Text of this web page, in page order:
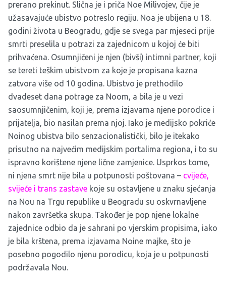
prerano prekinut. Slična je i priča Noe Milivojev, čije je
užasavajuće ubistvo potreslo regiju. Noa je ubijena u 18.
godini života u Beogradu, gdje se svega par mjeseci prije
smrti preselila u potrazi za zajednicom u kojoj će biti
prihvaćena. Osumnjičeni je njen (bivši) intimni partner, koji
se tereti teškim ubistvom za koje je propisana kazna
zatvora više od 10 godina. Ubistvo je prethodilo
dvadeset dana potrage za Noom, a bila je u vezi
saosumnjičenim, koji je, prema izjavama njene porodice i
prijatelja, bio nasilan prema njoj. Iako je medijsko pokriće
Noinog ubistva bilo senzacionalistički, bilo je itekako
prisutno na najvećim medijskim portalima regiona, i to su
ispravno korištene njene lične zamjenice. Usprkos tome,
ni njena smrt nije bila u potpunosti poštovana – cvijeće,
svijeće i trans zastave koje su ostavljene u znaku sjećanja
na Nou na Trgu republike u Beogradu su oskvrnavljene
nakon završetka skupa. Također je pop njene lokalne
zajednice odbio da je sahrani po vjerskim propisima, iako
je bila krštena, prema izjavama Noine majke, što je
posebno pogodilo njenu porodicu, koja je u potpunosti
podržavala Nou.